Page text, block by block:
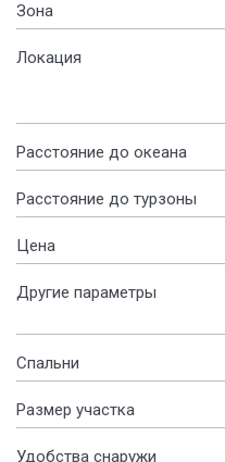
Зона
Локация
Расстояние до океана
Расстояние до турзоны
Цена
Другие параметры
Спальни
Размер участка
Удобства снаружи